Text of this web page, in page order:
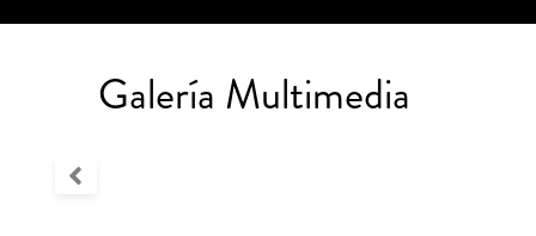
Galería Multimedia